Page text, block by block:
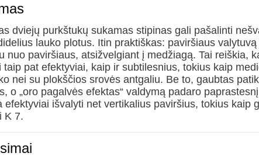
dviejų purkštukų sukamas stipinas gali pašalinti
lauko plotus. Itin praktiškas: paviršiaus
nuo paviršiaus, atsižvelgiant į medžiagą. Tai reiškia,
pat efektyviai, kaip ir subtilesnius, tokius kaip
nei su plokščios srovės antgaliu. Be to, gaubtas
o „oro pagalvės efektas“ valdymą padaro
išvalyti net vertikalius paviršius, tokius kaip
K 7.